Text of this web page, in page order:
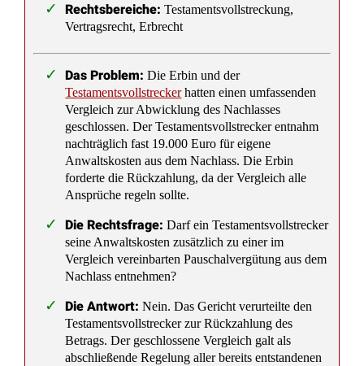
Rechtsbereiche: Testamentsvollstreckung,
Vertragsrecht, Erbrecht
Das Problem: Die Erbin und der
Testamentsvollstreckerhatten einen umfassenden
Vergleich zur Abwicklung des Nachlasses
geschlossen. Der Testamentsvollstrecker entnahm
nachträglich fast 19.000 Euro für eigene
Anwaltskosten aus dem Nachlass. Die Erbin
forderte die Rückzahlung, da der Vergleich alle
Ansprüche regeln sollte.
Die Rechtsfrage: Darf ein Testamentsvollstrecker
seine Anwaltskosten zusätzlich zu einer im
Vergleich vereinbarten Pauschalvergütung aus dem
Nachlass entnehmen?
Die Antwort: Nein. Das Gericht verurteilte den
Testamentsvollstrecker zur Rückzahlung des
Betrags. Der geschlossene Vergleich galt als
abschließende Regelung aller bereits entstandenen